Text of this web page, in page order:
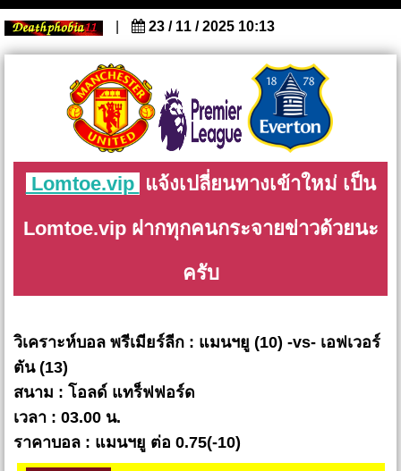
23 / 11 / 2025 10:13
Lomtoe.vip แจ้งเปลี่ยนทางเข้าใหม่ เป็น
Lomtoe.vip ฝากทุกคนกระจายข่าวด้วยนะ
ครับ
วิเคราะห์บอล พรีเมียร์ลีก : แมนฯยู (10) -vs- เอฟเวอร์
ตัน (13)
สนาม : โอลด์ แทร็ฟฟอร์ด
เวลา : 03.00 น.
ราคาบอล : แมนฯยู ต่อ 0.75(-10)